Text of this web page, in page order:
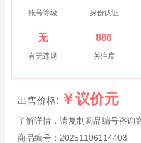
账号等级 身份认证
无
有无违规
886
关注度
出售价格: ￥议价元
了解详情，请复制商品编号咨询
商品编号：20251106114403